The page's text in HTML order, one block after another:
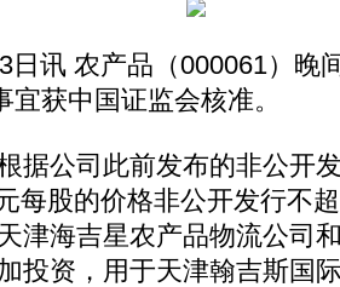
讯 农产品（000061）晚
获中国证监会核准。
公司此前发布的非公开
每股的价格非公开发行不
津海吉星农产品物流公司
投资，用于天津翰吉斯国